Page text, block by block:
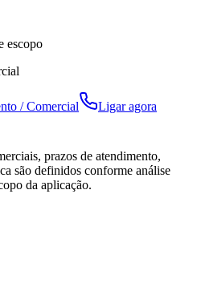
escopo
/ Comercial Ligar agora
prazos de atendimento,
são definidos conforme análise
da aplicação.